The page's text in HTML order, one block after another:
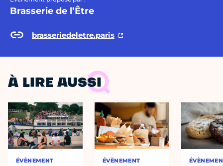
Brasserie de l’Être
brasseriedeletre.paris
À LIRE AUSSI
ÉVÈNEMENT ÉVÈNEMENT